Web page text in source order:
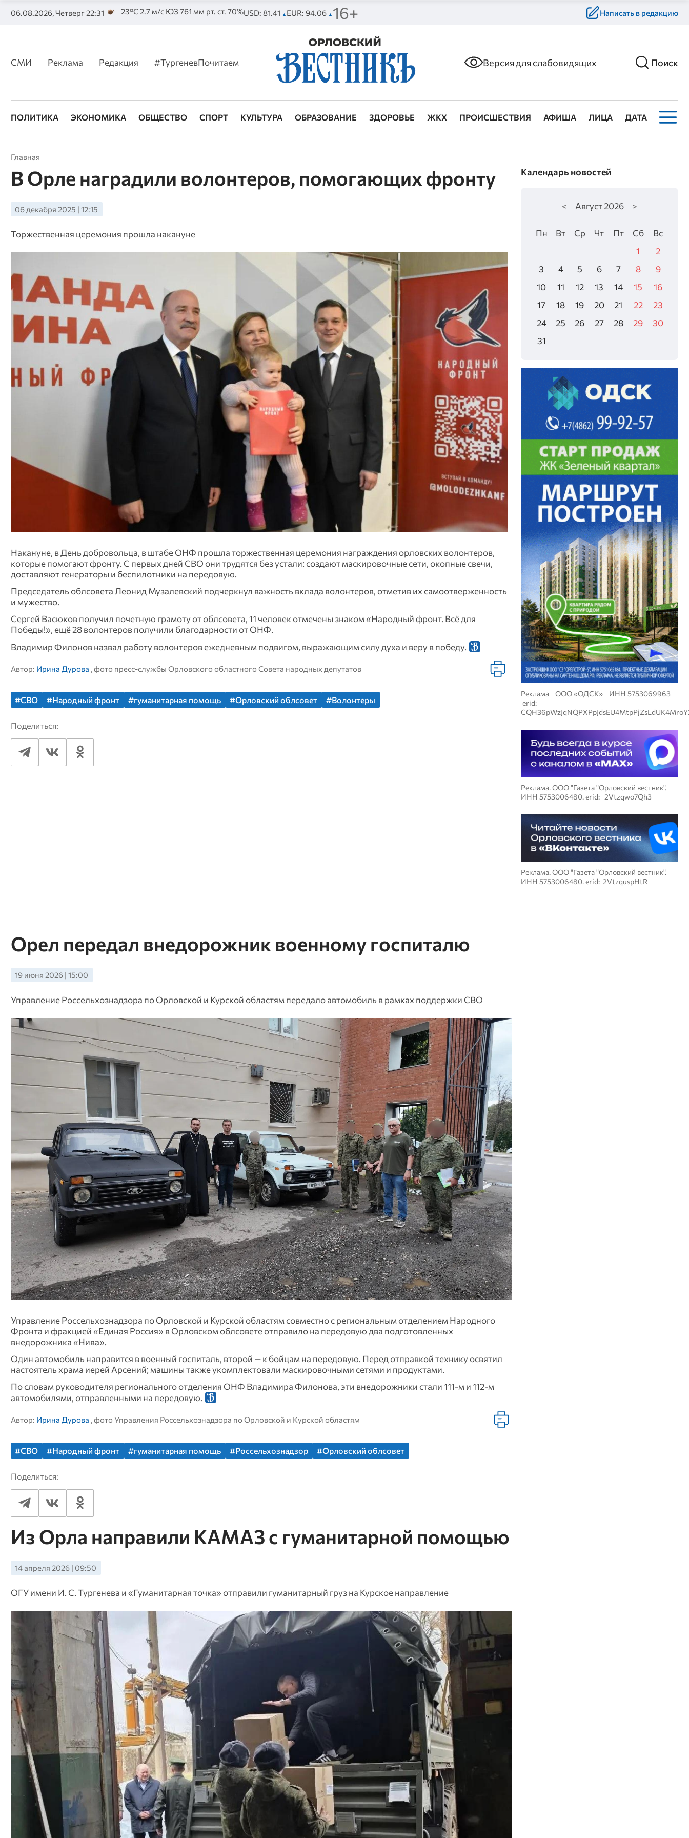
06.08.2026, Четверг 22:31 23°C 2.7 м/с ЮЗ 761 мм рт. ст. 70%USD: 81.41 ▲ EUR: 94.06 ▲ 16+ Написать в редакцию
СМИ Реклама Редакция #ТургеневПочитаем Версия для слабовидящих Поиск
ПОЛИТИКА ЭКОНОМИКА ОБЩЕСТВО СПОРТ КУЛЬТУРА ОБРАЗОВАНИЕ ЗДОРОВЬЕ ЖКХ ПРОИСШЕСТВИЯ АФИША ЛИЦА ДАТА
Главная
В Орле наградили волонтеров, помогающих фронту
06 декабря 2025 | 12:15
Торжественная церемония прошла накануне
Накануне, в День добровольца, в штабе ОНФ прошла торжественная церемония награждения орловских волонтеров,
которые помогают фронту. С первых дней СВО они трудятся без устали: создают маскировочные сети, окопные свечи,
доставляют генераторы и беспилотники на передовую.
Председатель облсовета Леонид Музалевский подчеркнул важность вклада волонтеров, отметив их самоотверженность
и мужество.
Сергей Васюков получил почетную грамоту от облсовета, 11 человек отмечены знаком «Народный фронт. Всё для
Победы!», ещё 28 волонтеров получили благодарности от ОНФ.
Владимир Филонов назвал работу волонтеров ежедневным подвигом, выражающим силу духа и веру в победу.
Автор: Ирина Дурова , фото пресс-службы Орловского областного Совета народных депутатов
#СВО #Народный фронт #гуманитарная помощь #Орловский облсовет #Волонтеры
Поделиться:
Календарь новостей
< Август2026 >
Пн Вт Ср Чт Пт Сб
Вс
1
2
3
4 5 6 7 8
9
10
11 12 13 14 15
16
17
18 19 20 21 22
23
24
25 26 27 28 29
30
31
Реклама ООО «ОДСК» ИНН 5753069963
erid:
Реклама. ООО "Газета "Орловский вестник".
ИНН 5753006480. erid: 2Vtzqwo7Qh3
Реклама. ООО "Газета "Орловский вестник".
ИНН 5753006480. erid: 2VtzquspHtR
Орел передал внедорожник военному госпиталю
19 июня 2026 | 15:00
Управление Россельхознадзора по Орловской и Курской областям передало автомобиль в рамках поддержки СВО
Управление Россельхознадзора по Орловской и Курской областям совместно с региональным отделением Народного
Фронта и фракцией «Единая Россия» в Орловском облсовете отправило на передовую два подготовленных
внедорожника «Нива».
Один автомобиль направится в военный госпиталь, второй — к бойцам на передовую. Перед отправкой технику освятил
настоятель храма иерей Арсений; машины также укомплектовали маскировочными сетями и продуктами.
По словам руководителя регионального отделения ОНФ Владимира Филонова, эти внедорожники стали 111‑м и 112‑м
автомобилями, отправленными на передовую.
Автор: Ирина Дурова , фото Управления Россельхознадзора по Орловской и Курской областям
#СВО #Народный фронт #гуманитарная помощь #Россельхознадзор #Орловский облсовет
Поделиться:
Из Орла направили КАМАЗ с гуманитарной помощью
14 апреля 2026 | 09:50
ОГУ имени И. С. Тургенева и «Гуманитарная точка» отправили гуманитарный груз на Курское направление